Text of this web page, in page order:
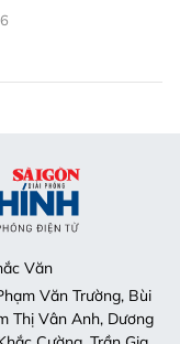
Văn
Văn Trường, Bùi
Thị Vân Anh, Dương